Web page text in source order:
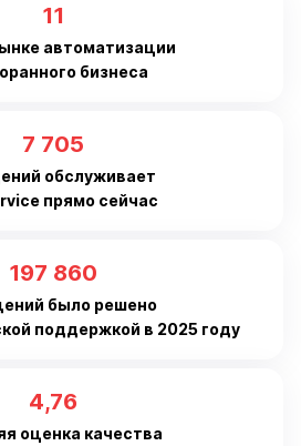
11
автоматизации
бизнеса
7 999
обслуживает
прямо сейчас
205 420
было решено
поддержкой в 2025 году
4,94
оценка качества